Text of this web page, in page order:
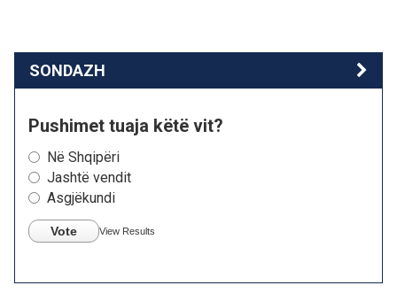
SONDAZH
Pushimet tuaja këtë vit?
Në Shqipëri
Jashtë vendit
Asgjëkundi
Vote View Results